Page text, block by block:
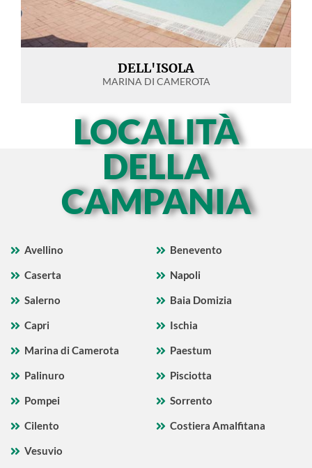
DELL'ISOLA
MARINA DI CAMEROTA
LOCALITÀ
DELLA
CAMPANIA
Avellino
Benevento
Caserta
Napoli
Salerno
Baia Domizia
Capri
Ischia
Marina di Camerota
Paestum
Palinuro
Pisciotta
Pompei
Sorrento
Cilento
Costiera Amalfitana
Vesuvio